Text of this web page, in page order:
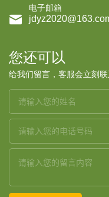

电子邮箱
您还可以
给我们留言，客服会立刻